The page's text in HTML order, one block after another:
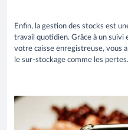
Enfin, la gestion des stocks est
travail quotidien. Grâce à un
votre caisse enregistreuse, vous
le sur-stockage comme les pertes.